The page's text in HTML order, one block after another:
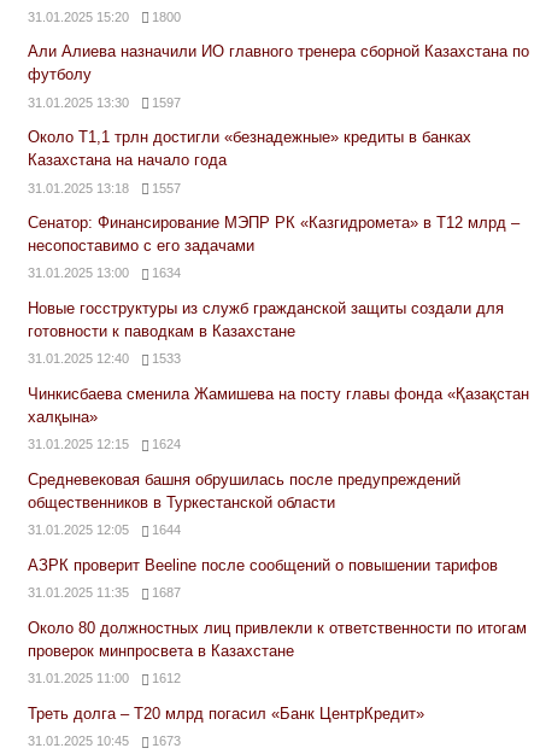
31.01.2025 15:20 1800
Али Алиева назначили ИО главного тренера сборной Казахстана по
футболу
31.01.2025 13:30 1597
Около Т1,1 трлн достигли «безнадежные» кредиты в банках
Казахстана на начало года
31.01.2025 13:18 1557
Сенатор: Финансирование МЭПР РК «Казгидромета» в Т12 млрд –
несопоставимо с его задачами
31.01.2025 13:00 1634
Новые госструктуры из служб гражданской защиты создали для
готовности к паводкам в Казахстане
31.01.2025 12:40 1533
Чинкисбаева сменила Жамишева на посту главы фонда «Қазақстан
халқына»
31.01.2025 12:15 1624
Средневековая башня обрушилась после предупреждений
общественников в Туркестанской области
31.01.2025 12:05 1644
АЗРК проверит Beeline после сообщений о повышении тарифов
31.01.2025 11:35 1687
Около 80 должностных лиц привлекли к ответственности по итогам
проверок минпросвета в Казахстане
31.01.2025 11:00 1612
Треть долга – Т20 млрд погасил «Банк ЦентрКредит»
31.01.2025 10:45 1673